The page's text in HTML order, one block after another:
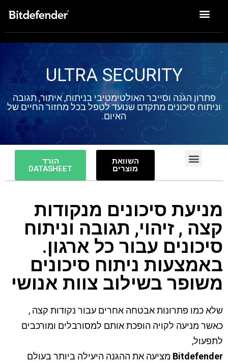
ULTRA SECURITY
פתרון הגנה וסייבר האולטימטיבי בניתוח, איתור, תגובה
וניתוח סיכונים מתקדם שנועד לטפל בכל מחזור החיים של
האיום.
השוואת
מוצרים
הורד
DATASHEET
מניעת סיכונים מנקודות
קצה , זיהוי, תגובה וניתוח
סיכונים עבור כל ארגון.
באמצעות ניתוח סיכונים
משופר בשילוב צוות אנושי
שלא כמו פתרונות אבטחה אחרים עבור נקודות קצה ,
כאשר מניעה לקויה הופכת אותם למסורבלים ומורכבים
לתפעול,
Bitdefenderמציעה את ההגנה היעילה ביותר בעולם